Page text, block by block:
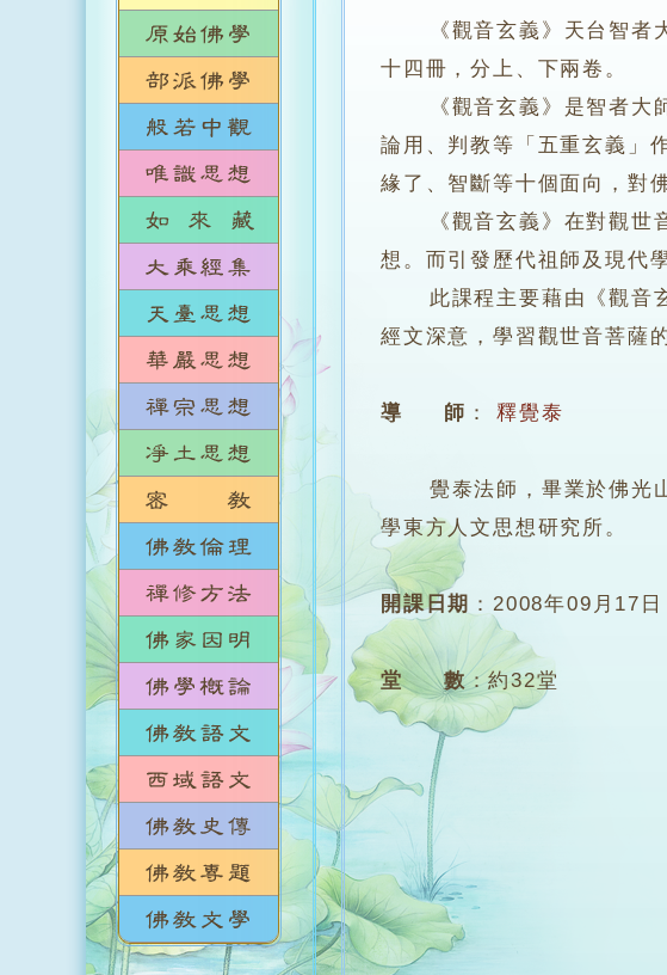
《觀音玄義》天台智
十四冊，分上、下兩卷。
《觀音玄義》是智者大師
論用、判教等「五重玄義」
緣了、智斷等十個面向，對
《觀音玄義》在對觀世音
想。而引發歷代祖師及現代
此課程主要藉由《觀音玄
經文深意，學習觀世音菩薩
導 師 ： 釋覺泰
覺泰法師，畢業於佛光山
學東方人文思想研究所。
開課日期 ：2008年09月17日
堂 數：約32堂